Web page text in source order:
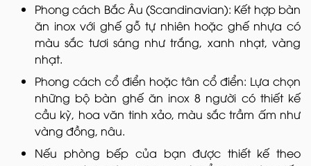
Phong cách Bắc Âu (Scandinavian): Kết hợp bàn
ăn inox với ghế gỗ tự nhiên hoặc ghế nhựa có
màu sắc tươi sáng như trắng, xanh nhạt, vàng
nhạt.
Phong cách cổ điển hoặc tân cổ điển: Lựa chọn
những bộ bàn ghế ăn inox 8 người có thiết kế
cầu kỳ, hoa văn tinh xảo, màu sắc trầm ấm như
vàng đồng, nâu.
Nếu phòng bếp của bạn được thiết kế theo